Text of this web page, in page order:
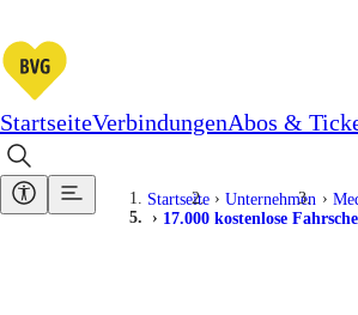
StartseiteVerbindungenAbos &
Startseite Unternehmen
17.000 kostenlose